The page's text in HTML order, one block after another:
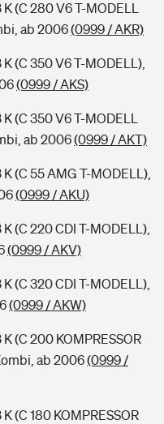
(C 280 V6 T-MODELL
ab 2006(0999 / AKR)
(C 350 V6 T-MODELL),
(0999 / AKS)
(C 350 V6 T-MODELL
ab 2006(0999 / AKT)
(C 55 AMG T-MODELL),
(0999 / AKU)
(C 220 CDI T-MODELL),
(0999 / AKV)
(C 320 CDI T-MODELL),
(0999 / AKW)
(C 200 KOMPRESSOR
ab 2006(0999 /
(C 180 KOMPRESSOR